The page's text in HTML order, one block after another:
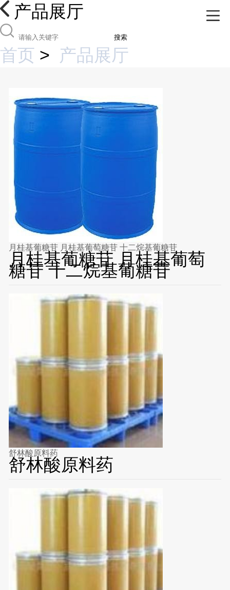
产品展厅
搜索
首页 > 产品展厅
月桂基葡糖苷 月桂基葡萄糖苷 十二烷基葡糖苷
月桂基葡糖苷 月桂基葡萄
糖苷 十二烷基葡糖苷
舒林酸原料药
舒林酸原料药